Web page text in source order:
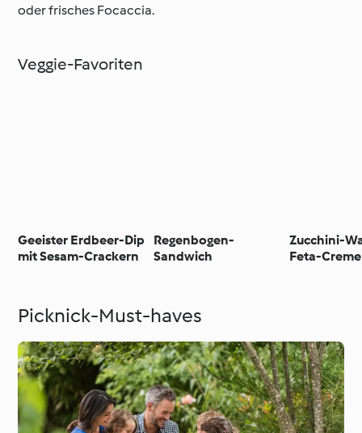
oder frisches Focaccia.
Veggie-Favoriten
Geeister Erdbeer-Dip
mit Sesam-Crackern
Regenbogen-
Sandwich
Zucchini-
Feta-Creme
Picknick-Must-haves